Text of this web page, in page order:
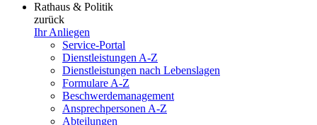
Rathaus & Politik
zurück
Ihr Anliegen
Service-Portal
Dienstleistungen A-Z
Dienstleistungen nach Lebenslagen
Formulare A-Z
Beschwerdemanagement
Ansprechpersonen A-Z
Abteilungen